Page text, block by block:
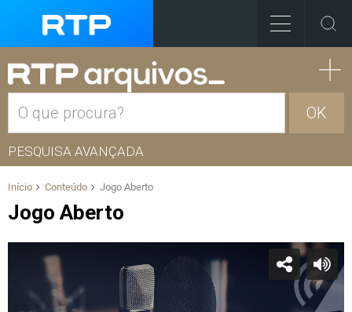
OK
PESQUISA AVANÇADA
Início Conteúdo Jogo Aberto
Jogo Aberto